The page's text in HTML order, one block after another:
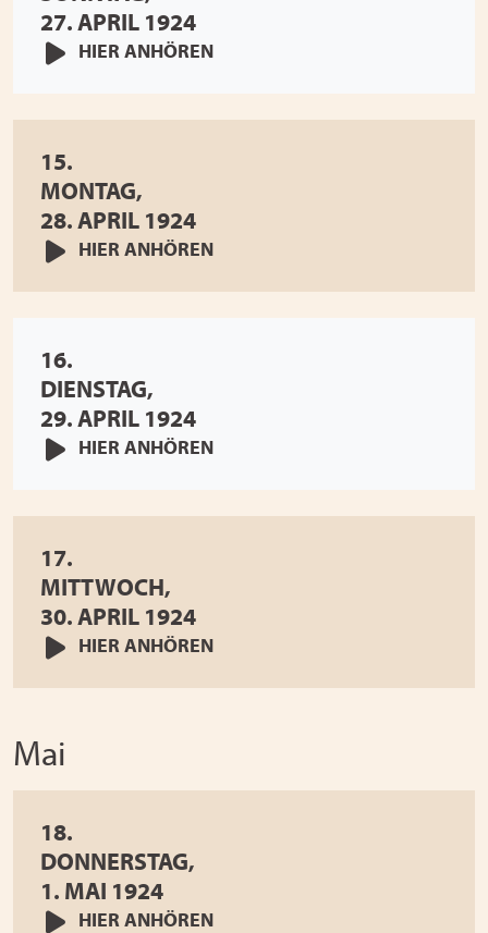
27. APRIL 1924
HIER ANHÖREN
15.
MONTAG,
28. APRIL 1924
HIER ANHÖREN
16.
DIENSTAG,
29. APRIL 1924
HIER ANHÖREN
17.
MITTWOCH,
30. APRIL 1924
HIER ANHÖREN
Mai
18.
DONNERSTAG,
1. MAI 1924
HIER ANHÖREN